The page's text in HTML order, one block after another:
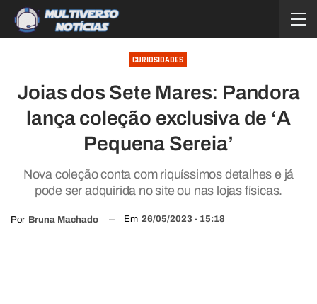
CURIOSIDADES
Joias dos Sete Mares: Pandora
lança coleção exclusiva de ‘A
Pequena Sereia’
Nova coleção conta com riquíssimos detalhes e já
pode ser adquirida no site ou nas lojas físicas.
Por Bruna Machado Em 26/05/2023 - 15:18